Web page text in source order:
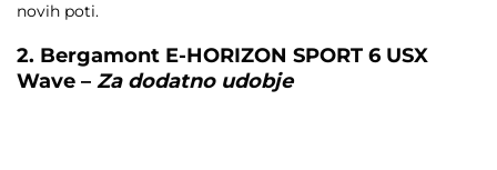
novih poti.
2. Bergamont E-HORIZON SPORT 6 USX
Wave – Za dodatno udobje